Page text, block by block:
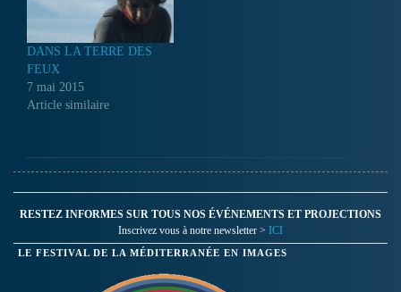
DANS LA TERRE DES
FEUX
7 mai 2015
Article similaire
RESTEZ INFORMES SUR TOUS NOS ÉVÉNEMENTS ET PROJECTIONS
Inscrivez vous à notre newsletter > ICI
LE FESTIVAL DE LA MÉDITERRANÉE EN IMAGES